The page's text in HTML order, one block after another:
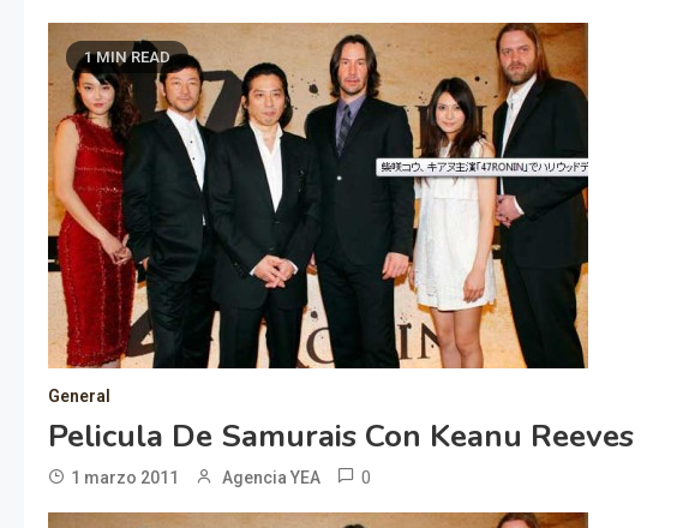
1 MIN READ
General
Pelicula De Samurais Con Keanu Reeves
1 marzo 2011 Agencia YEA 0